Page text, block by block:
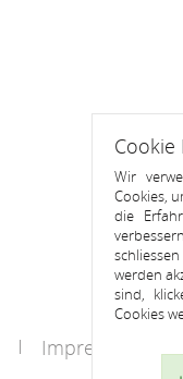
Impressum
Cookie
Wir
Cookies,
die
werden
sind,
Cookies